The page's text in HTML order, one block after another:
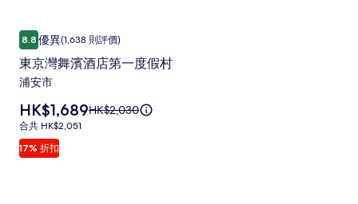
準
價
的
東
京
灣
舞
濱
酒
店
8.88.8 分 (滿分為 10 分)，優異，(1,638 則評價)
優異(1,638 則評價)
東京灣舞濱酒店第一度假村
浦安市
17% 折扣
價
格
為
HK$1,689
HK$1,689原
HK$2,030
合
共
HK$2,051
合共 HK$2,051
東京灣舞濱酒店第一度假村